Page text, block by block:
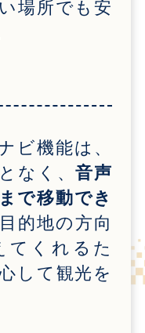
場所でも安
ビ機能は、
なく、音声
で移動でき
的地の方向
てくれるた
して観光を